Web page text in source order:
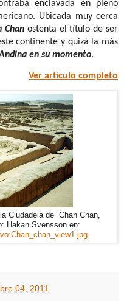
enclavada en pleno
Ubicada muy cerca
Chanostenta el título de ser
continente y quizá la más
en su momento.
Ver artículo completo
Ciudadela de Chan Chan,
Hakan Svensson en:
04, 2011